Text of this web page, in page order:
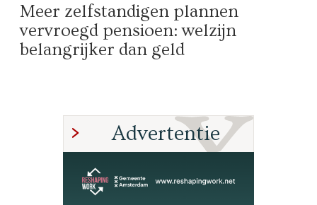
Meer zelfstandigen plannen
vervroegd pensioen: welzijn
belangrijker dan geld
Advertentie